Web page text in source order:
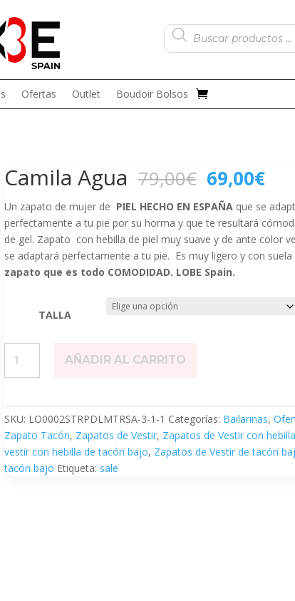
Búsqueda
de
productos
Ofertas Outlet Boudoir Bolsos
Camila Agua 79,00€ El
precio
original
era:
79,00€.
69,00€El
es:
Un zapato de mujer de PIEL HECHO EN ESPAÑA que se
perfectamente a tu pie por su horma y que te resultará
de gel. Zapato con hebilla de piel muy suave y de ante color
se adaptará perfectamente a tu pie. Es muy ligero y con suela
zapato que es todo COMODIDAD. LOBE Spain.
TALLA
Agua
AÑADIR AL CARRITO
SKU: LO0002STRPDLMTRSA-3-1-1 Categorías: Bailarinas,
Zapato Tacón, Zapatos de Vestir, Zapatos de Vestir con hebilla
vestir con hebilla de tacón bajo, Zapatos de Vestir de tacón
tacón bajo Etiqueta: sale